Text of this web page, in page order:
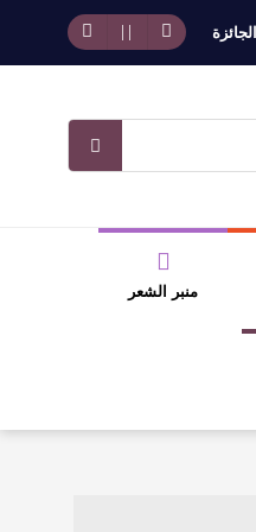
اللون الأحمر وشاح سردية
منبر الشعر